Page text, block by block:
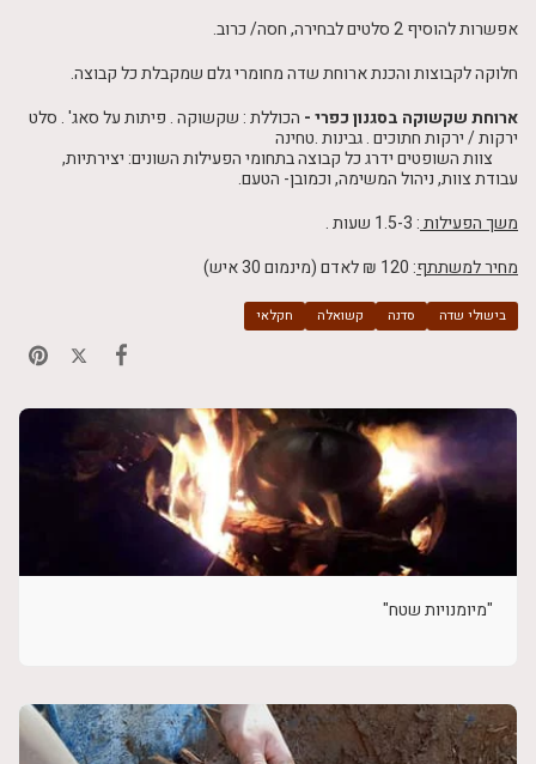
אפשרות להוסיף 2 סלטים לבחירה, חסה/ כרוב.
חלוקה לקבוצות והכנת ארוחת שדה מחומרי גלם שמקבלת כל קבוצה.
ארוחת שקשוקה בסגנון כפרי - הכוללת : שקשוקה . פיתות על סאג' . סלט
ירקות / ירקות חתוכים . גבינות .טחינה
צוות השופטים ידרג כל קבוצה בתחומי הפעילות השונים: יצירתיות,
עבודת צוות, ניהול המשימה, וכמובן- הטעם.
משך הפעילות: 1.5-3 שעות .
מחיר למשתתף: 120 ₪ לאדם (מינמום 30 איש)
בישולי שדה סדנה קשואלה חקלאי
"מיומנויות שטח"